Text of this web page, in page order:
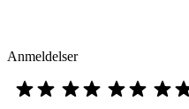
Anmeldelser